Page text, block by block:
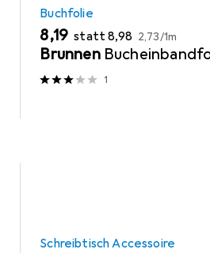
Buchfolie
EUR
8,19 stattEUR
8,98 EUR
2,73/1m
Brunnen
1
Schreibtisch Accessoire